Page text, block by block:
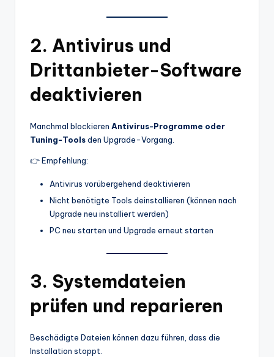
2. Antivirus und
Drittanbieter-Software
deaktivieren
Manchmal blockieren Antivirus-Programme oder
Tuning-Toolsden Upgrade-Vorgang.
👉 Empfehlung:
Antivirus vorübergehend deaktivieren
Nicht benötigte Tools deinstallieren (können nach
Upgrade neu installiert werden)
PC neu starten und Upgrade erneut starten
3. Systemdateien
prüfen und reparieren
Beschädigte Dateien können dazu führen, dass die
Installation stoppt.